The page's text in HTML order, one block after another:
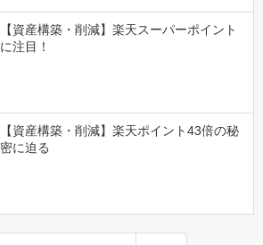
【資産構築・削減】楽天スーパーポイント
に注目！
【資産構築・削減】楽天ポイント43倍の秘
密に迫る